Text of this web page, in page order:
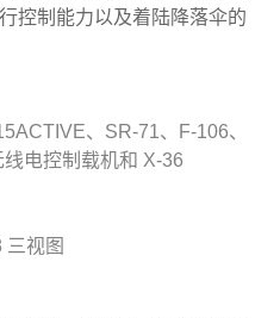
控制能力以及着陆降落伞的
、SR-71、F-106、
电控制载机和 X-36
三视图